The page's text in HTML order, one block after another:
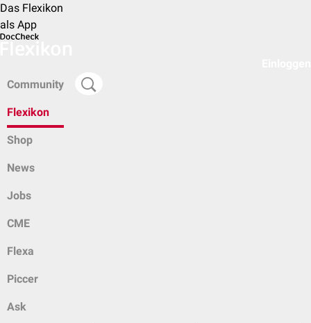
Das Flexikon
als App
Community
Flexikon
Shop
News
Jobs
CME
Flexa
Piccer
Ask